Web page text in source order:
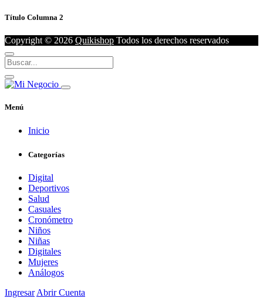
Título Columna 2
Copyright © 2026 Quikishop Todos los derechos reservados
Menú
Inicio
Categorías
Digital
Deportivos
Salud
Casuales
Cronómetro
Niños
Niñas
Digitales
Mujeres
Análogos
Ingresar Abrir Cuenta